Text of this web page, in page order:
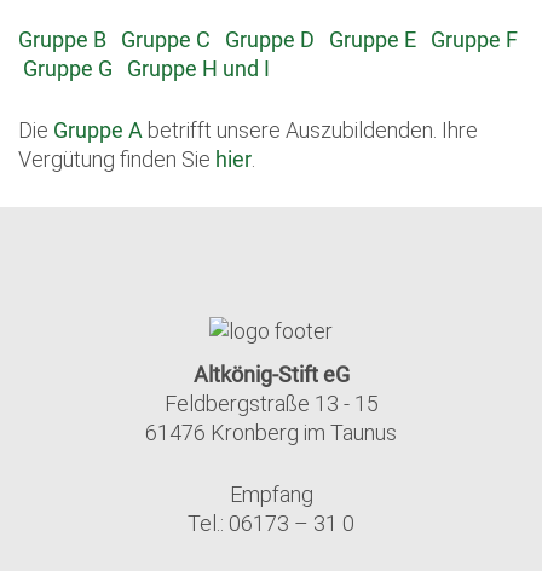
Gruppe B Gruppe C Gruppe D Gruppe E
Gruppe F
Gruppe G
Gruppe H und I
Die Gruppe A betrifft unsere Auszubildenden. Ihre
Vergütung finden Sie hier.
Altkönig-Stift eG
Feldbergstraße 13 - 15
61476 Kronberg im Taunus
Empfang
Tel.: 06173 – 31 0